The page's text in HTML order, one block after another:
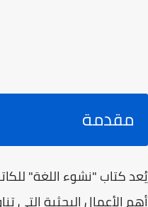
مقدمة
يُعد كتاب "نشوء اللغة"
أهم الأعمال البحثية التي